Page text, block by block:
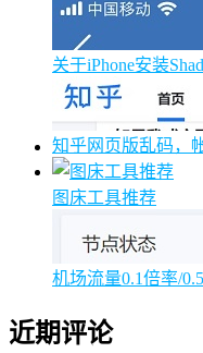
关于iPhone安装
知乎网页版乱码，
图床工具推荐
机场流量0.1倍率/
近期评论